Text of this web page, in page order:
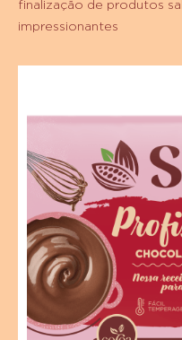
finalização de produtos
impressionantes
Leite
Profissional